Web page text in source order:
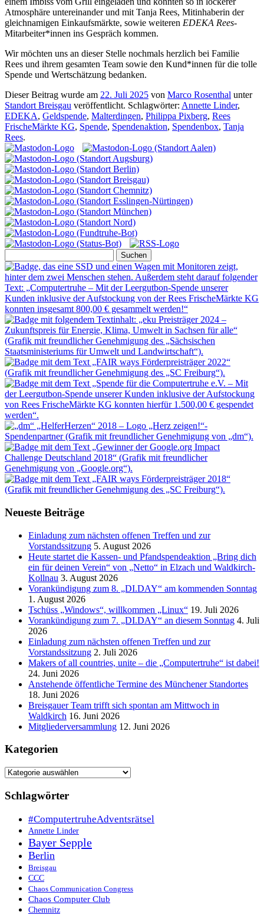
Atmosphäre untereinander und mit Tanja Rees, Mitinhaberin der
gleichnamigen Einkaufsmärkte, sowie weiteren EDEKA Rees-
Mitarbeiter*innen ins Gespräch kommen.
Wir möchten uns an dieser Stelle nochmals herzlich bei Familie
Rees und ihrem gesamten Team sowie den Kund*innen für die tolle
Spende und Wertschätzung bedanken.
Dieser Beitrag wurde am 22. Juli 2025 von Marco Rosenthal unter
Standort Breisgau veröffentlicht. Schlagwörter: Annette Linder,
EDEKA, Geldspende, Malterdingen, Philippa Pixberg, Rees
FrischeMärkte KG, Spende, Spendenaktion, Spendenbox, Tanja
Rees.
nach:
Neueste Beiträge
Einladung zum nächsten offenen Treffen und zur
Vorstandssitzung 5. August 2026
Heute startet die Kassen- und Pfandspendeaktion „Bring dich
ein für deinen Verein“ von „Netto“ in Elzach und Waldkirch-
Kollnau 3. August 2026
Vorankündigung zum 8. „DI.DAY“ am kommenden Sonntag
1. August 2026
Tschüss „Windows“, willkommen „Linux“ 19. Juli 2026
Vorankündigung zum 7. „DI.DAY“ an diesem Sonntag 4. Juli
2026
Einladung zum nächsten offenen Treffen und zur
Vorstandssitzung 2. Juli 2026
Makers of all countries, unite – die „Computertruhe“ ist dabei!
24. Juni 2026
Anstehende öffentliche Termine des Münchener Standortes
18. Juni 2026
Breisgauer Team trifft sich spontan am Mittwoch in
Waldkirch 16. Juni 2026
Mitgliederversammlung 12. Juni 2026
Kategorien
Kategorien
Schlagwörter
#ComputertruheAdventsrätsel
Annette Linder
Bayer Sepple
Berlin
Breisgau
CCC
Chaos Communication Congress
Chaos Computer Club
Chemnitz